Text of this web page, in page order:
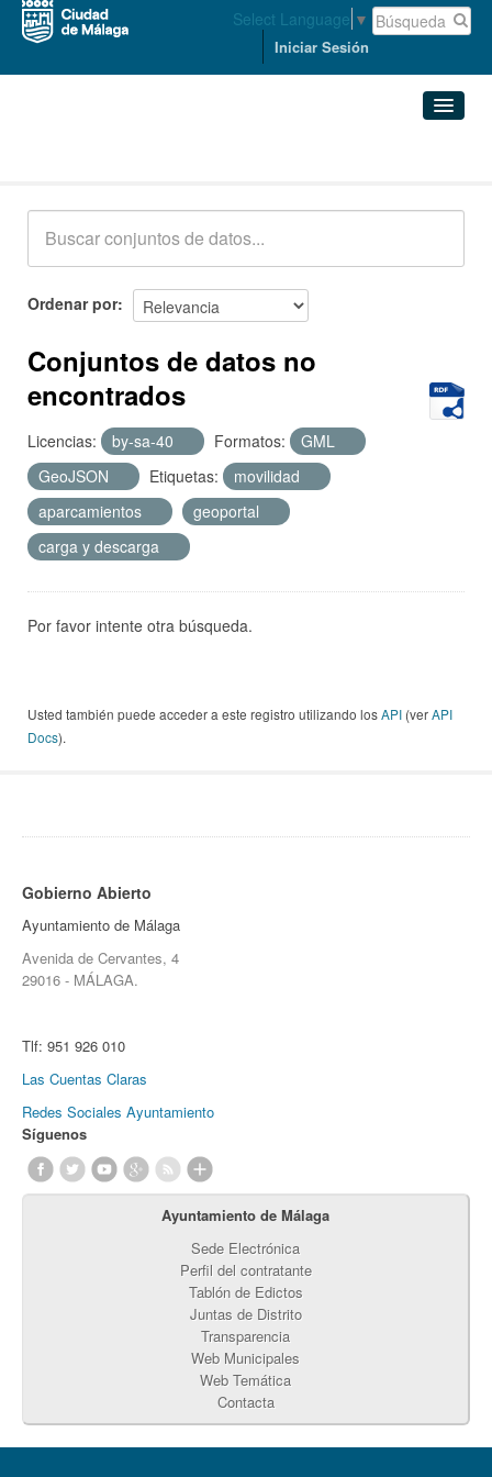
Select Language ▼
Iniciar Sesión
Acerca de
Ordenar por
Conjuntos de datos no
encontrados
Licencias: by-sa-40 Formatos:
GML
GeoJSON
Etiquetas:
movilidad
aparcamientos
geoportal
carga y descarga
Por favor intente otra búsqueda.
Usted también puede acceder a este registro utilizando losAPI (verAPI
Docs).
Gobierno Abierto
Ayuntamiento de Málaga
Avenida de Cervantes, 4
29016 - MÁLAGA.
Tlf: 951 926 010
Las Cuentas Claras
Redes Sociales Ayuntamiento
Síguenos
Ayuntamiento de Málaga
Sede Electrónica
Perfil del contratante
Tablón de Edictos
Juntas de Distrito
Transparencia
Web Municipales
Web Temática
Contacta